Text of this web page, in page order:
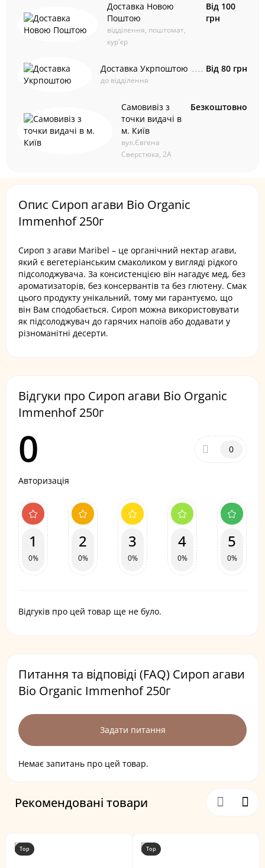
Доставка Новою
Поштою
відділення, поштомат,
кур'єр
Від 100
грн
Доставка Укрпоштою
до відділення
Від 80 грн
Самовивіз з
точки видачі в
м. Київ
вул.Євгена
Сверстюка, 2А
Безкоштовно
Опис Сироп агави Bio Organic
Immenhof 250г
Сироп з агави Maribel – це органічний нектар агави,
який є вегетеріанським смаколиком у вигляді рідкого
підсолоджувача. За консистенцією він нагадує мед, без
ароматизаторів, без консервантів та без глютену. Смак
цього продукту унікальний, тому ми гарантуємо, що
він Вам сподобається. Сироп можна використовувати
як підсолоджувач до гарячих напоїв або додавати у
різноманітні десерти.
Відгуки про Сироп агави Bio Organic
Immenhof 250г
0 0
Авторизація
1
0%
2
0%
3
0%
4
0%
5
0%
Відгуків про цей товар ще не було.
Питання та відповіді (FAQ) Сироп агави
Bio Organic Immenhof 250г
Задати питання
Немає запитань про цей товар.
Рекомендовані товари
Top Top